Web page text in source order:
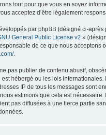
tout pour que vous en soyez
acceptez d’être légalement
par phpBB (désigné ci-
General Public License v2 »
de ce que nous
.
pas publier de contenu abusif,
est hébergé ou les lois
IP de tous les messages sont
estimons que cela est
pas diffusées à une tierce partie